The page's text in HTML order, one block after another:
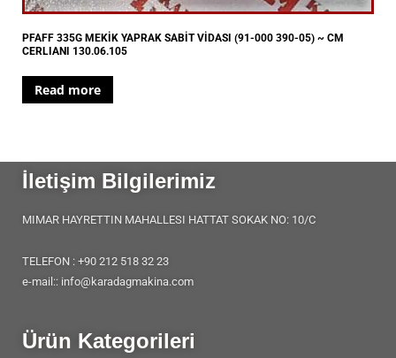
PFAFF 335G MEKİK YAPRAK SABİT VİDASI (91-000 390-05) ~ CM
CERLIANI 130.06.105
Read more
İletişim Bilgilerimiz
MIMAR HAYRETTIN MAHALLESI HATTAT SOKAK NO: 10/C
TELEFON : +90 212 518 32 23
e-mail:: info@karadagmakina.com
Ürün Kategorileri